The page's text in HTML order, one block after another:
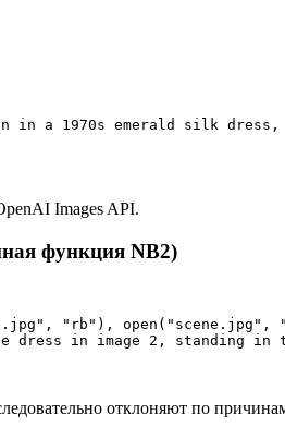
in a 1970s emerald silk
Images API.
функция NB2)
"rb"), open("scene.jpg",
dress in image 2, standing in
отклоняют по